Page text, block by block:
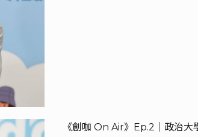
《創咖 On Air》Ep.2｜政治